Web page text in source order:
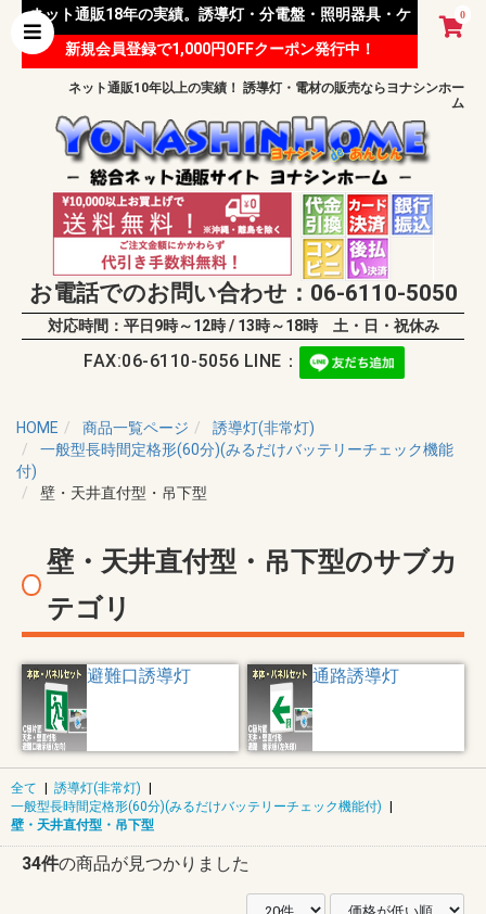
0
ネット通販18年の実績。誘導灯・分電盤・照明器具・ケ
ーブル等 様々な資材を取り扱っています。
新規会員登録で1,000円OFFクーポン発行中！
ネット通販10年以上の実績！ 誘導灯・電材の販売ならヨナシンホー
ム
お電話でのお問い合わせ：06-6110-5050
対応時間：平日9時～12時 / 13時～18時 土・日・祝休み
FAX:06-6110-5056 LINE：
HOME 商品一覧ページ
誘導灯(非常灯)
一般型長時間定格形(60分)(みるだけバッテリーチェック機能
付)
壁・天井直付型・吊下型
壁・天井直付型・吊下型のサブカ
テゴリ
避難口誘導灯 通路誘導灯
全て | 誘導灯(非常灯) |
一般型長時間定格形(60分)(みるだけバッテリーチェック機能付) |
壁・天井直付型・吊下型
34件の商品が見つかりました